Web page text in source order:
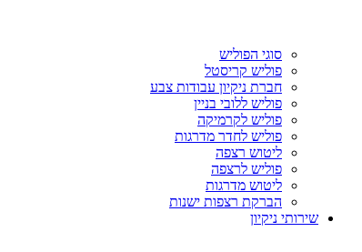
סוגי הפוליש
פוליש קריסטל
חברת ניקיון עבודות צבע
פוליש ללובי בניין
פוליש לקרמיקה
פוליש לחדר מדרגות
ליטוש רצפה
פוליש לרצפה
ליטוש מדרגות
הברקת רצפות ישנות
שירותי ניקיון